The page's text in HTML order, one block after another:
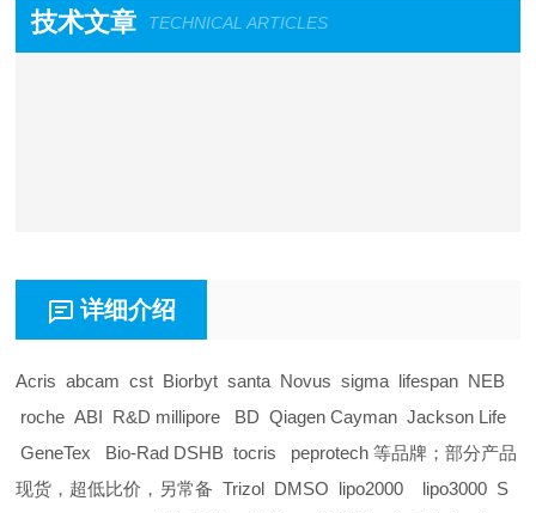
技术文章 TECHNICAL ARTICLES
详细介绍
Acris abcam cst Biorbyt santa Novus sigma lifespan NEB
roche ABI R&D millipore BD Qiagen Cayman Jackson Life
GeneTex Bio-Rad DSHB tocris peprotech 等品牌；部分产品
现货，超低比价，另常备 Trizol DMSO lipo2000 lipo3000 S